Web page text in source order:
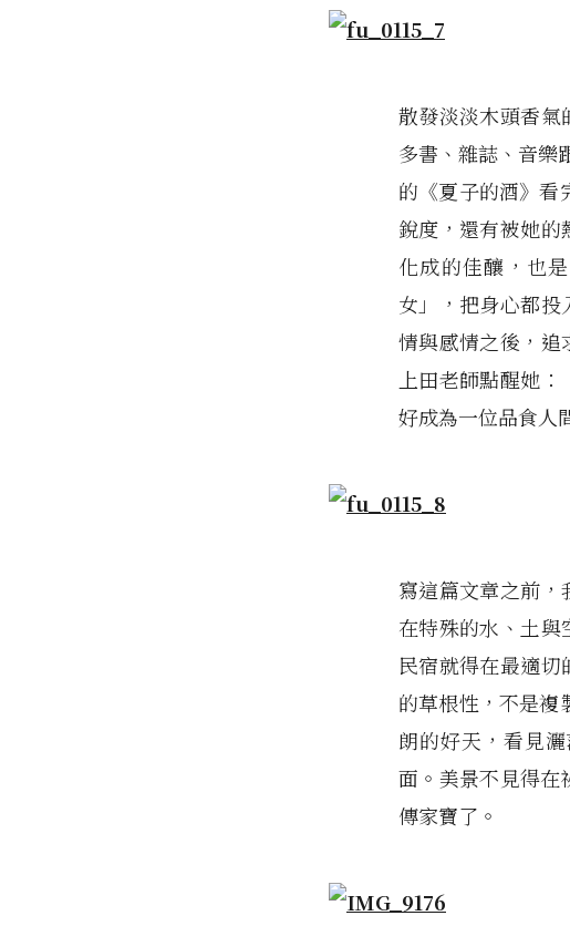
散發淡淡木頭香氣
多書、雜誌、音樂
的《夏子的酒》看
銳度，還有被她
化成的佳釀，也
女」，把身心都
情與感情之後，追
上田老師點醒她
好成為一位品食人
寫這篇文章之前
在特殊的水、土
民宿就得在最適
的草根性，不是複
朗的好天，看見
面。美景不見得在
傳家寶了。